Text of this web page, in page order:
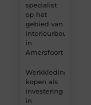
specialist
op het
gebied van
interieurbouw
in
Amersfoort
Werkkleding
kopen als
investering
in